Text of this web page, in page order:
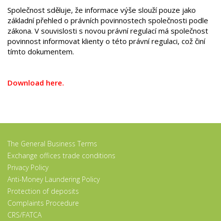
Společnost sděluje, že informace výše slouží pouze jako
základní přehled o právních povinnostech společnosti podle
zákona. V souvislosti s novou právní regulací má společnost
povinnost informovat klienty o této právní regulaci, což činí
tímto dokumentem.
Download here.
The General Business Terms
Exchange offices trade conditions
Privacy Policy
Anti-Money Laundering Policy
Protection of deposits
Complaints Procedure
CRS/FATCA